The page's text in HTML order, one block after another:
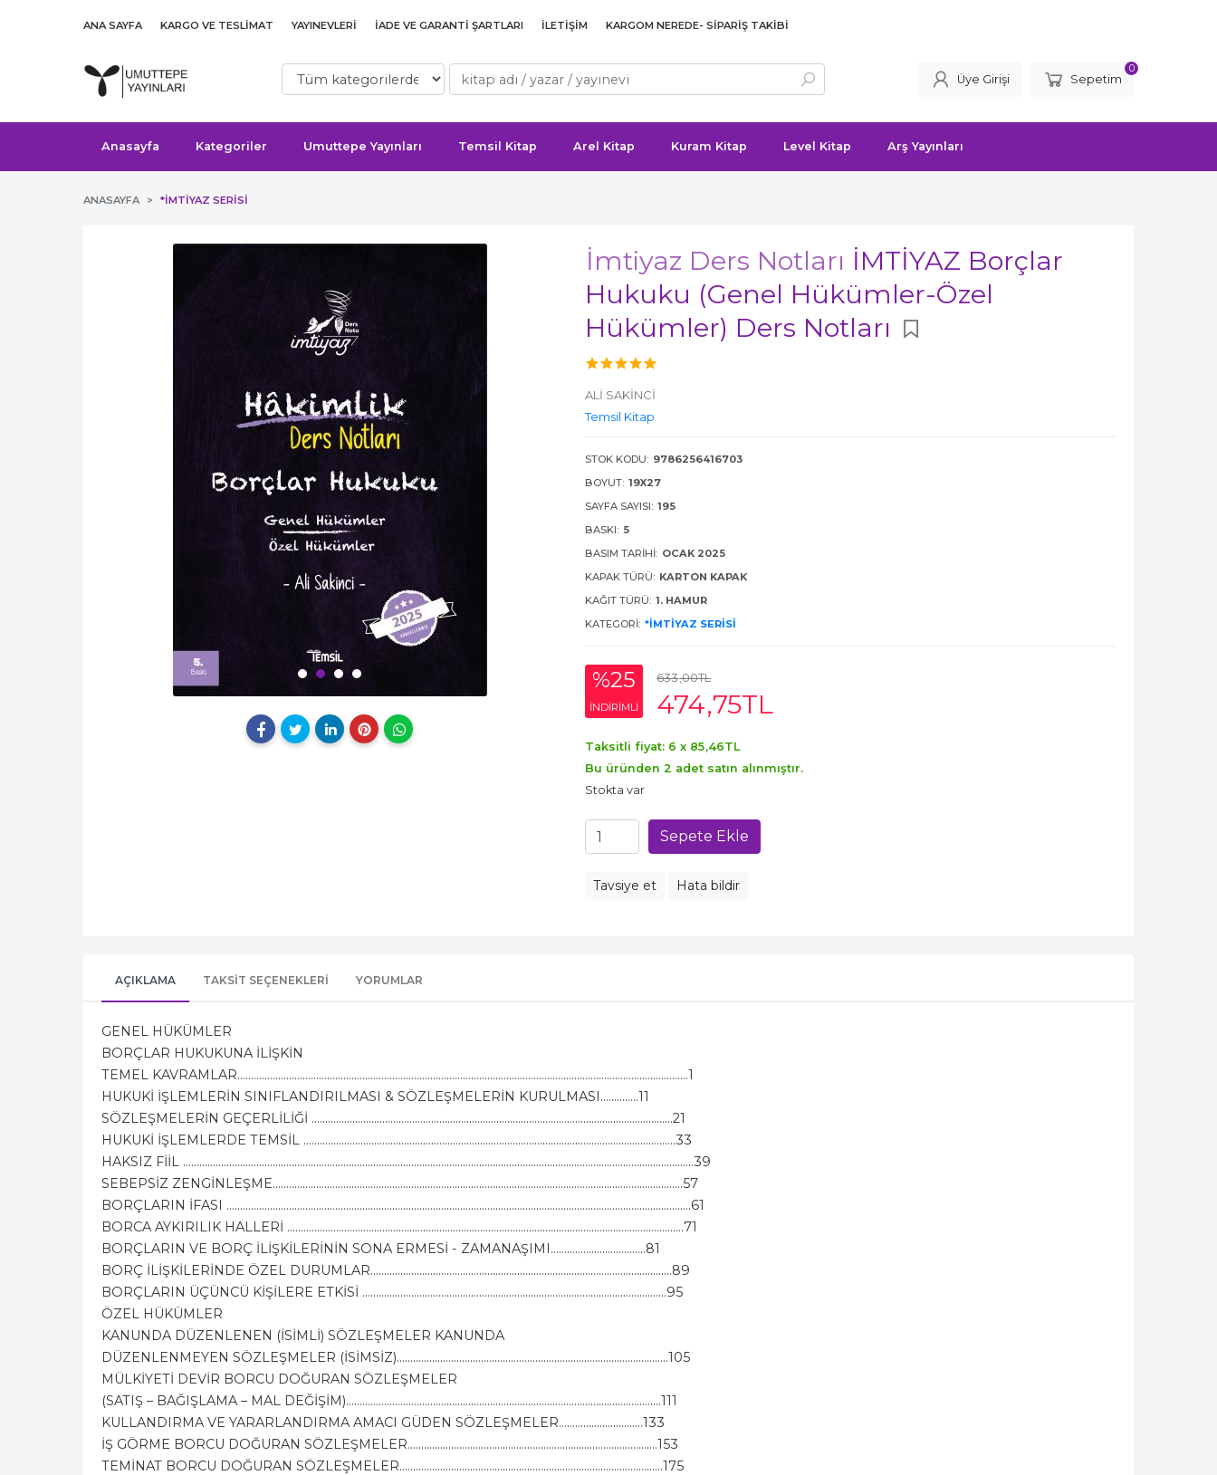
ANA SAYFA KARGO VE TESLIMAT YAYINEVLERI İADE VE GARANTI ŞARTLARI İLETIŞIM KARGOM NEREDE- SIPARIŞ TAKIBI
Üye Girişi Sepetim
0
Anasayfa Kategoriler Umuttepe Yayınları Temsil Kitap Arel Kitap Kuram Kitap Level Kitap Arş Yayınları
ANASAYFA *İMTIYAZ SERISI
İmtiyaz Ders Notları İMTİYAZ Borçlar
Hukuku (Genel Hükümler-Özel
Hükümler) Ders Notları
ALİ SAKİNCİ
Temsil Kitap
STOK KODU: 9786256416703
BOYUT: 19X27
SAYFA SAYISI: 195
BASKI: 5
BASIM TARIHI: OCAK 2025
KAPAK TÜRÜ: KARTON KAPAK
KAĞIT TÜRÜ: 1. HAMUR
KATEGORI: *İMTIYAZ SERISI
%25
INDIRIMLI
633,00TL
474,75TL
Taksitli fiyat: 6 x 85,46TL
Bu üründen 2 adet satın alınmıştır.
Stokta var
Sepete Ekle
Tavsiye et Hata bildir
AÇIKLAMA TAKSIT SEÇENEKLERI YORUMLAR
GENEL HÜKÜMLER
BORÇLAR HUKUKUNA İLİŞKİN
TEMEL KAVRAMLAR......................................................................................................................................................................1
HUKUKİ İŞLEMLERİN SINIFLANDIRILMASI & SÖZLEŞMELERİN KURULMASI..............11
SÖZLEŞMELERİN GEÇERLİLİĞİ .....................................................................................................................................21
HUKUKİ İŞLEMLERDE TEMSİL .........................................................................................................................................33
HAKSIZ FİİL ............................................................................................................................................................................................39
SEBEPSİZ ZENGİNLEŞME.......................................................................................................................................................57
BORÇLARIN İFASI ...........................................................................................................................................................................61
BORCA AYKIRILIK HALLERİ ..................................................................................................................................................71
BORÇLARIN VE BORÇ İLİŞKİLERİNİN SONA ERMESİ - ZAMANAŞIMI...................................81
BORÇ İLİŞKİLERİNDE ÖZEL DURUMLAR...............................................................................................................89
BORÇLARIN ÜÇÜNCÜ KİŞİLERE ETKİSİ ................................................................................................................95
ÖZEL HÜKÜMLER
KANUNDA DÜZENLENEN (İSİMLİ) SÖZLEŞMELER KANUNDA
DÜZENLENMEYEN SÖZLEŞMELER (İSİMSİZ)....................................................................................................105
MÜLKİYETİ DEVİR BORCU DOĞURAN SÖZLEŞMELER
(SATIŞ – BAĞIŞLAMA – MAL DEĞİŞİM)....................................................................................................................111
KULLANDIRMA VE YARARLANDIRMA AMACI GÜDEN SÖZLEŞMELER...............................133
İŞ GÖRME BORCU DOĞURAN SÖZLEŞMELER............................................................................................153
TEMİNAT BORCU DOĞURAN SÖZLEŞMELER.................................................................................................175